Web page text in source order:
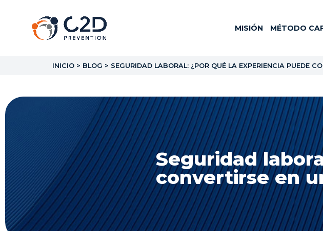
MISIÓN MÉTODO
INICIO > BLOG > SEGURIDAD LABORAL: ¿POR QUÉ LA EXPERIENCIA PUEDE
Seguridad
convertirse en